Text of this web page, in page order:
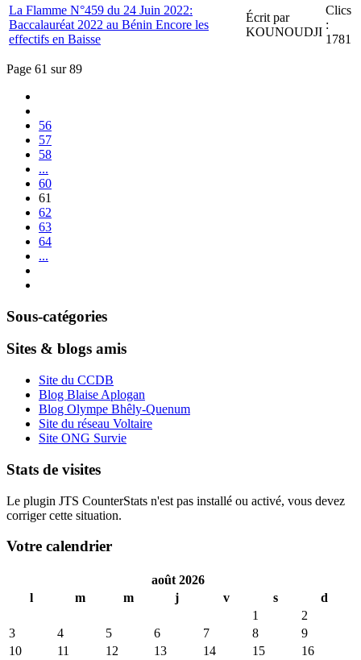
La Flamme N°459 du 24 Juin 2022:
Baccalauréat 2022 au Bénin Encore les
effectifs en Baisse
Écrit par
KOUNOUDJI
Clics
:
1781
Page 61 sur 89
56
57
58
...
60
61
62
63
64
...
Sous-catégories
Sites & blogs amis
Site du CCDB
Blog Blaise Aplogan
Blog Olympe Bhêly-Quenum
Site du réseau Voltaire
Site ONG Survie
Stats de visites
Le plugin JTS CounterStats n'est pas installé ou activé, vous devez
corriger cette situation.
Votre calendrier
août 2026
l
m m j v s
d
1
2
3
4 5 6 7 8
9
10
11 12 13 14 15 16